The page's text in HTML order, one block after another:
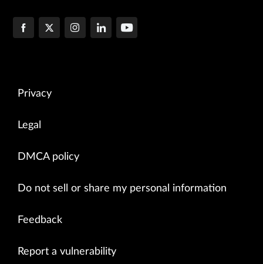
Privacy
Legal
DMCA policy
Do not sell or share my personal information
Feedback
Report a vulnerability